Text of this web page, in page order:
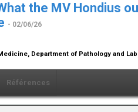
the MV Hondius
- 02/06/26
Department of Pathology and
Références